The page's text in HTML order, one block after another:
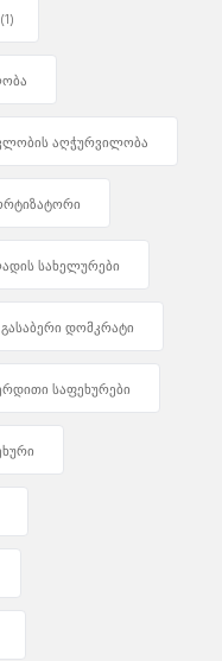
(1)
აღჭურვილობა
სახელურები
გასაბერი დომკრატი
საფეხურები